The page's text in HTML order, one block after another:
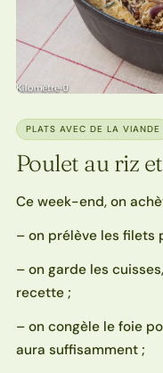
PLATS AVEC DE LA VIANDE
Poulet au riz
Ce week-end, on
– on prélève les filets
– on garde les
recette ;
– on congèle le foie
aura suffisamment ;